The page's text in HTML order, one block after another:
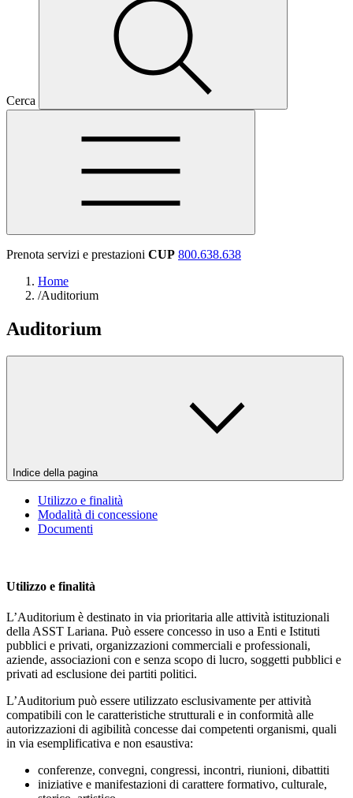
Cerca
Prenota servizi e prestazioni CUP 800.638.638
Home
/Auditorium
Auditorium
Indice della pagina
Utilizzo e finalità
Modalità di concessione
Documenti
Utilizzo e finalità
L’Auditorium è destinato in via prioritaria alle attività istituzionali
della ASST Lariana. Può essere concesso in uso a Enti e Istituti
pubblici e privati, organizzazioni commerciali e professionali,
aziende, associazioni con e senza scopo di lucro, soggetti pubblici e
privati ad esclusione dei partiti politici.
L’Auditorium può essere utilizzato esclusivamente per attività
compatibili con le caratteristiche strutturali e in conformità alle
autorizzazioni di agibilità concesse dai competenti organismi, quali
in via esemplificativa e non esaustiva:
conferenze, convegni, congressi, incontri, riunioni, dibattiti
iniziative e manifestazioni di carattere formativo, culturale,